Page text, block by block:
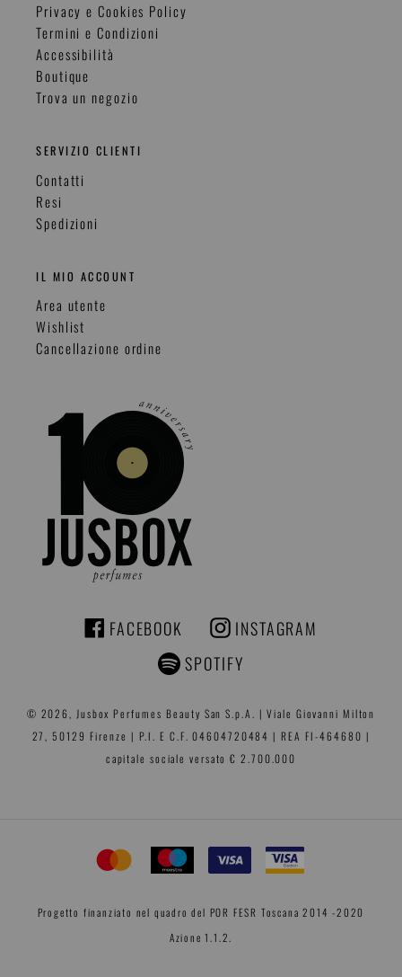
Privacy e Cookies Policy
Termini e Condizioni
Accessibilità
Boutique
Trova un negozio
SERVIZIO CLIENTI
Contatti
Resi
Spedizioni
IL MIO ACCOUNT
Area utente
Wishlist
Cancellazione ordine
FACEBOOK
FACEBOOK INSTAGRAM
INSTAGRAM
SPOTIFY
© 2026, Jusbox Perfumes Beauty San S.p.A. | Viale Giovanni Milton
27, 50129 Firenze | P.I. E C.F. 04604720484 | REA FI-464680 |
capitale sociale versato € 2.700.000
Progetto finanziato nel quadro del POR FESR Toscana 2014 -2020
Azione 1.1.2.